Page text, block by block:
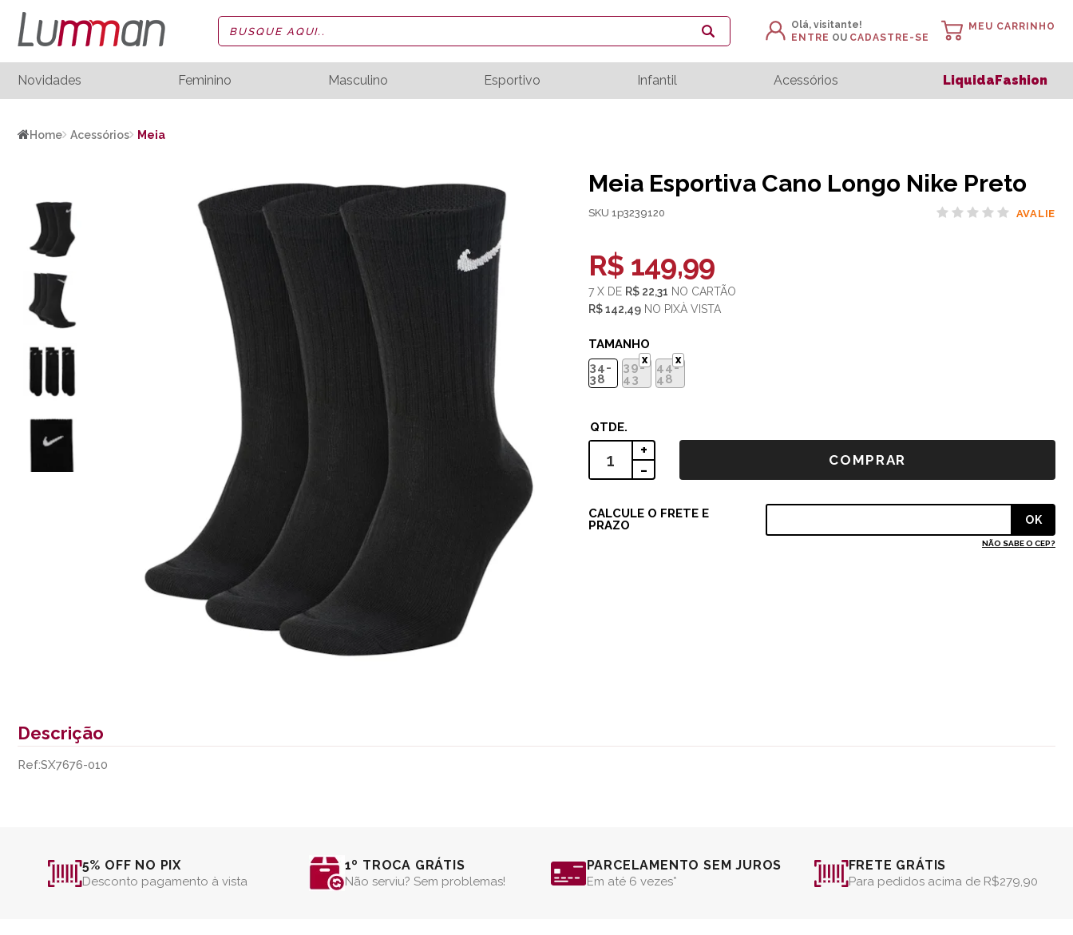
Olá, visitante!
ENTRE OU CADASTRE-SE
MEU CARRINHO
Novidades Feminino Masculino Esportivo Infantil Acessórios LiquidaFashion
Home Acessórios Meia
Meia Esportiva Cano Longo Nike Preto
SKU 1p3239120 AVALIE
R$ 149,99
7 X DE R$ 22,31 NO CARTÃO
R$ 142,49 NO PIX
TAMANHO
34-
38
39-
43
44-
48
+
-
NÃO SABE O CEP?
Descrição
Ref:SX7676-010
5% OFF NO PIX
Desconto pagamento à vista
1º TROCA GRÁTIS
Não serviu? Sem problemas!
PARCELAMENTO SEM JUROS
Em até 6 vezes*
FRETE GRÁTIS
Para pedidos acima de R$279,90